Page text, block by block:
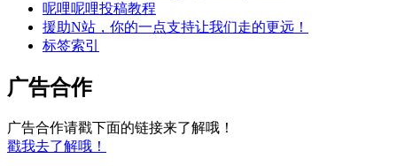
呢哩呢哩投稿教程
援助N站，你的一点支持让我们走的更远！
标签索引
广告合作
广告合作请戳下面的链接来了解哦！
戳我去了解哦！